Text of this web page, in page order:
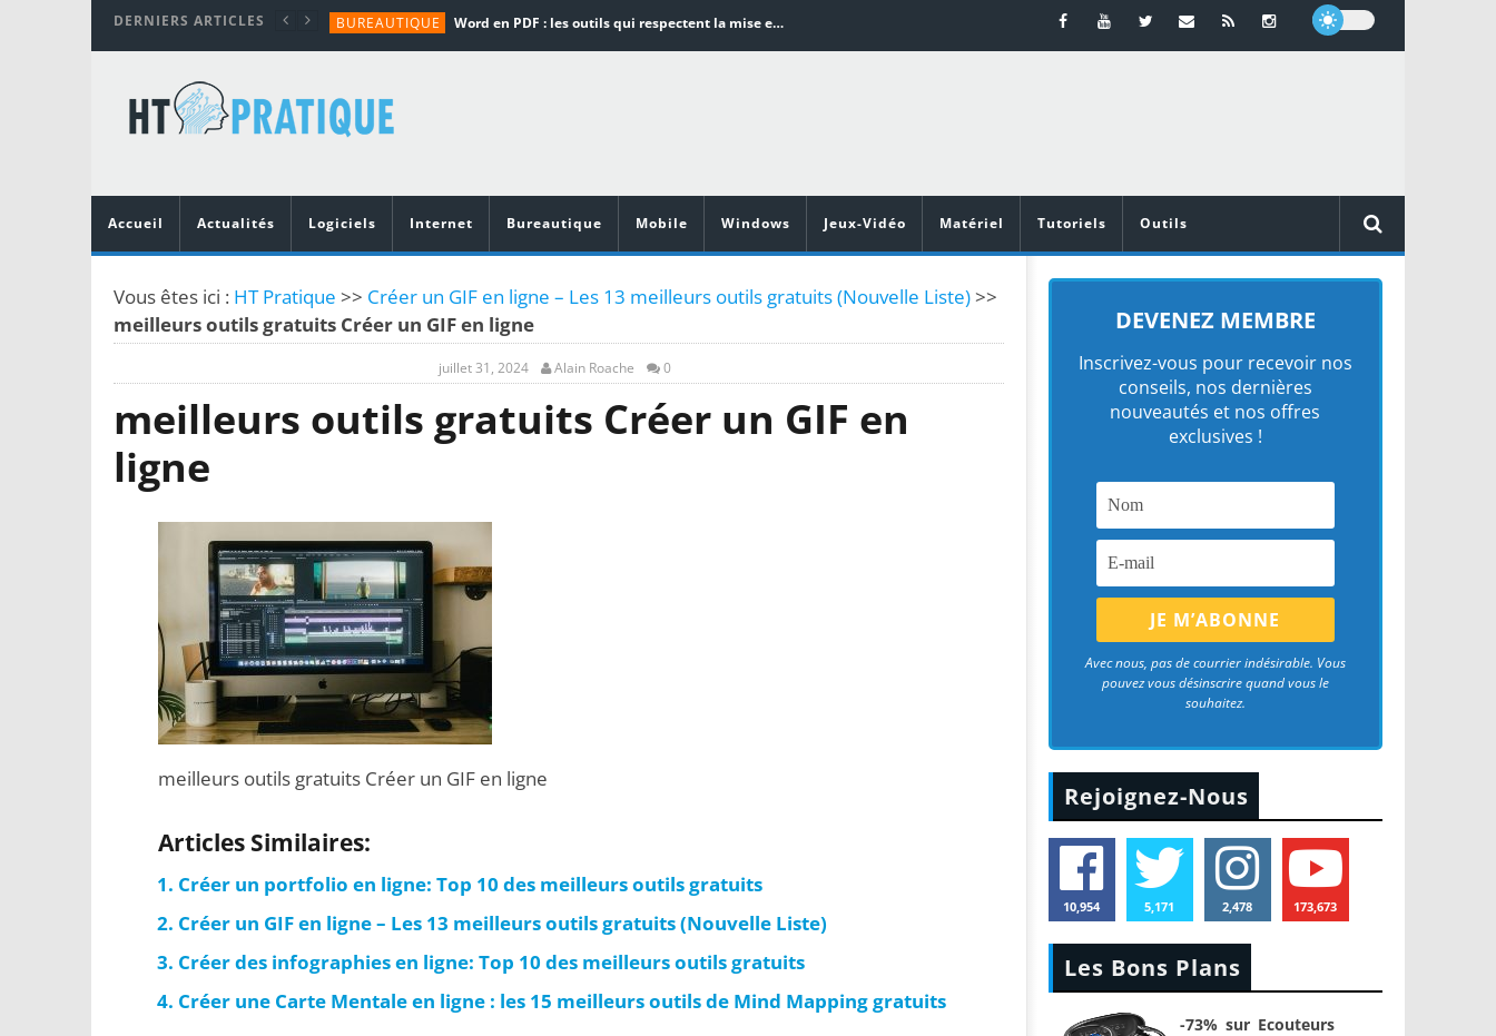
DERNIERS ARTICLES BUREAUTIQUE Word en PDF : les outils qui respectent la mise en page
TUTORIALS
MATÉRIEL
Vidéoprojecteurs Asus : Top 6 des meilleurs modèles de la marque
Accueil
Actualités Logiciels Internet Bureautique Mobile Windows Jeux-Vidéo Matériel Tutoriels Outils
Vous êtes ici : HT Pratique >> Créer un GIF en ligne – Les 13 meilleurs outils gratuits (Nouvelle Liste)>>
meilleurs outils gratuits Créer un GIF en ligne
juillet 31, 2024 Alain Roache 0
meilleurs outils gratuits Créer un GIF en
ligne
meilleurs outils gratuits Créer un GIF en ligne
Articles Similaires:
Créer un portfolio en ligne: Top 10 des meilleurs outils gratuits
Créer un GIF en ligne – Les 13 meilleurs outils gratuits (Nouvelle Liste)
Créer des infographies en ligne: Top 10 des meilleurs outils gratuits
Créer une Carte Mentale en ligne : les 15 meilleurs outils de Mind Mapping gratuits
DEVENEZ MEMBRE
Inscrivez-vous pour recevoir nos
conseils, nos dernières
nouveautés et nos offres
exclusives !
Avec nous, pas de courrier indésirable. Vous
pouvez vous désinscrire quand vous le
souhaitez.
Rejoignez-Nous
10,954 5,171 2,478 173,673
Les Bons Plans
-73% sur Ecouteurs